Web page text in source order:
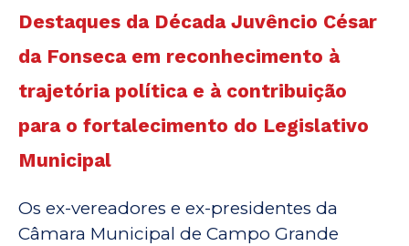
Destaques da Década Juvêncio César
da Fonseca em reconhecimento à
trajetória política e à contribuição
para o fortalecimento do Legislativo
Municipal
Os ex-vereadores e ex-presidentes da
Câmara Municipal de Campo Grande